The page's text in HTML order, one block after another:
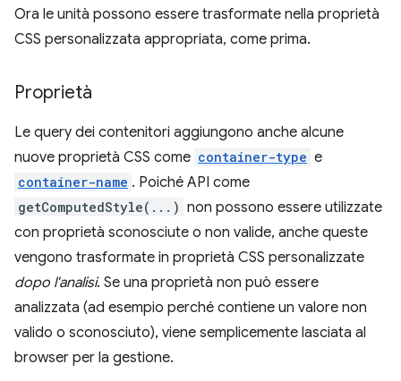
Ora le unità possono essere trasformate nella proprietà
CSS personalizzata appropriata, come prima.
Proprietà
Le query dei contenitori aggiungono anche alcune
nuove proprietà CSS come container-type e
container-name . Poiché API come
getComputedStyle(...) non possono essere utilizzate
con proprietà sconosciute o non valide, anche queste
vengono trasformate in proprietà CSS personalizzate
dopo l'analisi. Se una proprietà non può essere
analizzata (ad esempio perché contiene un valore non
valido o sconosciuto), viene semplicemente lasciata al
browser per la gestione.